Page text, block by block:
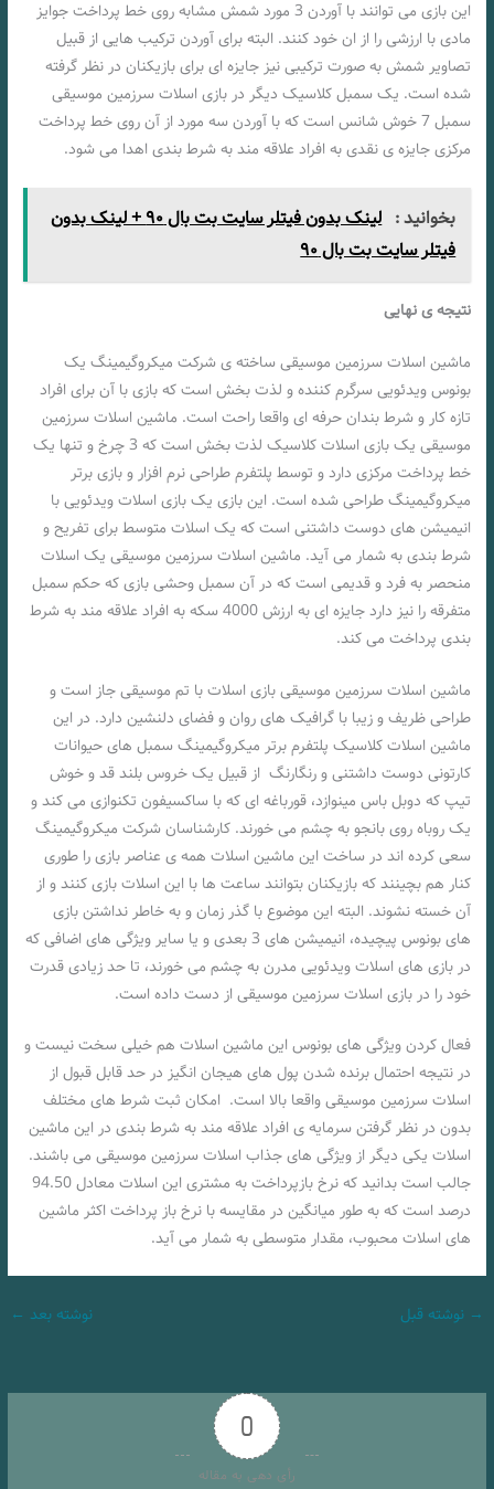
این بازی می توانند با آوردن 3 مورد شمش مشابه روی خط پرداخت جوایز
مادی با ارزشی را از ان خود کنند. البته برای آوردن ترکیب هایی از قبیل
تصاویر شمش به صورت ترکیبی نیز جایزه ای برای بازیکنان در نظر گرفته
شده است. یک سمبل کلاسیک دیگر در بازی اسلات سرزمین موسیقی
سمبل 7 خوش شانس است که با آوردن سه مورد از آن روی خط پرداخت
مرکزی جایزه ی نقدی به افراد علاقه مند به شرط بندی اهدا می شود.
بخوانید :
لینک بدون فیتلر سایت بت بال ۹۰ + لینک بدون
فیتلر سایت بت بال ۹۰
نتیجه ی نهایی
ماشین اسلات سرزمین موسیقی ساخته ی شرکت میکروگیمینگ یک
بونوس ویدئویی سرگرم کننده و لذت بخش است که بازی با آن برای افراد
تازه کار و شرط بندان حرفه ای واقعا راحت است. ماشین اسلات سرزمین
موسیقی یک بازی اسلات کلاسیک لذت بخش است که 3 چرخ و تنها یک
خط پرداخت مرکزی دارد و توسط پلتفرم طراحی نرم افزار و بازی برتر
میکروگیمینگ طراحی شده است. این بازی یک بازی اسلات ویدئویی با
انیمیشن های دوست داشتنی است که یک اسلات متوسط برای تفریح و
شرط بندی به شمار می آید. ماشین اسلات سرزمین موسیقی یک اسلات
منحصر به فرد و قدیمی است که در آن سمبل وحشی بازی که حکم سمبل
متفرقه را نیز دارد جایزه ای به ارزش 4000 سکه به افراد علاقه مند به شرط
بندی پرداخت می کند.
ماشین اسلات سرزمین موسیقی بازی اسلات با تم موسیقی جاز است و
طراحی ظریف و زیبا با گرافیک های روان و فضای دلنشین دارد. در این
ماشین اسلات کلاسیک پلتفرم برتر میکروگیمینگ سمبل های حیوانات
کارتونی دوست داشتنی و رنگارنگ از قبیل یک خروس بلند قد و خوش
تیپ که دوبل باس مینوازد، قورباغه ای که با ساکسیفون تکنوازی می کند و
یک روباه روی بانجو به چشم می خورند. کارشناسان شرکت میکروگیمینگ
سعی کرده اند در ساخت این ماشین اسلات همه ی عناصر بازی را طوری
کنار هم بچینند که بازیکنان بتوانند ساعت ها با این اسلات بازی کنند و از
آن خسته نشوند. البته این موضوع با گذر زمان و به خاطر نداشتن بازی
های بونوس پیچیده، انیمیشن های 3 بعدی و یا سایر ویژگی های اضافی که
در بازی های اسلات ویدئویی مدرن به چشم می خورند، تا حد زیادی قدرت
خود را در بازی اسلات سرزمین موسیقی از دست داده است.
فعال کردن ویژگی های بونوس این ماشین اسلات هم خیلی سخت نیست و
در نتیجه احتمال برنده شدن پول های هیجان انگیز در حد قابل قبول از
اسلات سرزمین موسیقی واقعا بالا است. امکان ثبت شرط های مختلف
بدون در نظر گرفتن سرمایه ی افراد علاقه مند به شرط بندی در این ماشین
اسلات یکی دیگر از ویژگی های جذاب اسلات سرزمین موسیقی می باشند.
جالب است بدانید که نرخ بازپرداخت به مشتری این اسلات معادل 94.50
درصد است که به طور میانگین در مقایسه با نرخ باز پرداخت اکثر ماشین
های اسلات محبوب، مقدار متوسطی به شمار می آید.
→ نوشته قبل نوشته بعد ←
0
رأی دهی به مقاله